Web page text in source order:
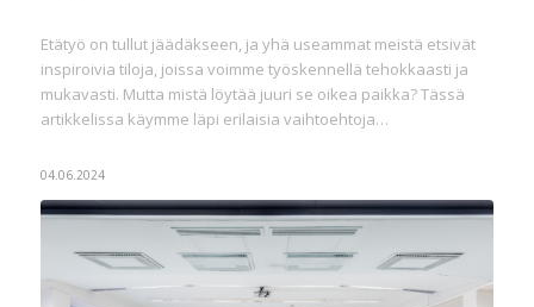
Etätyö on tullut jäädäkseen, ja yhä useammat meistä etsivät
inspiroivia tiloja, joissa voimme työskennellä tehokkaasti ja
mukavasti. Mutta mistä löytää juuri se oikea paikka? Tässä
artikkelissa käymme läpi erilaisia vaihtoehtoja…
04.06.2024